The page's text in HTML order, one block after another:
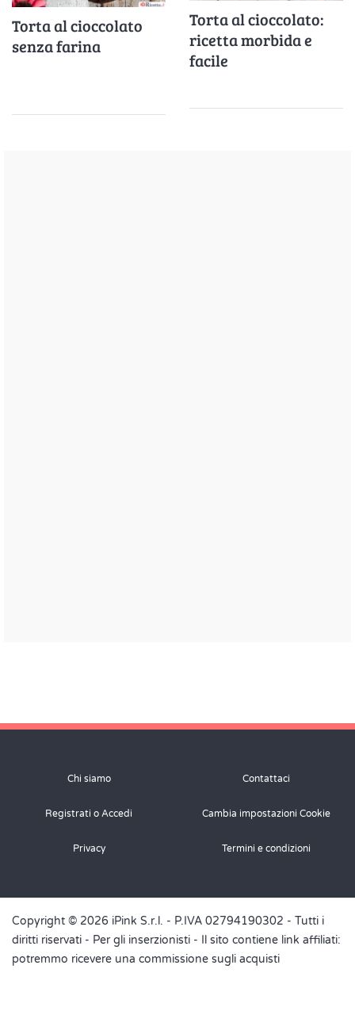
Torta al cioccolato
senza farina
Torta al cioccolato:
ricetta morbida e
facile
Chi siamo Contattaci
Registrati o Accedi Cambia impostazioni Cookie
Privacy Termini e condizioni
Copyright © 2026 iPink S.r.l. - P.IVA 02794190302 - Tutti i
diritti riservati - Per gli inserzionisti - Il sito contiene link affiliati:
potremmo ricevere una commissione sugli acquisti